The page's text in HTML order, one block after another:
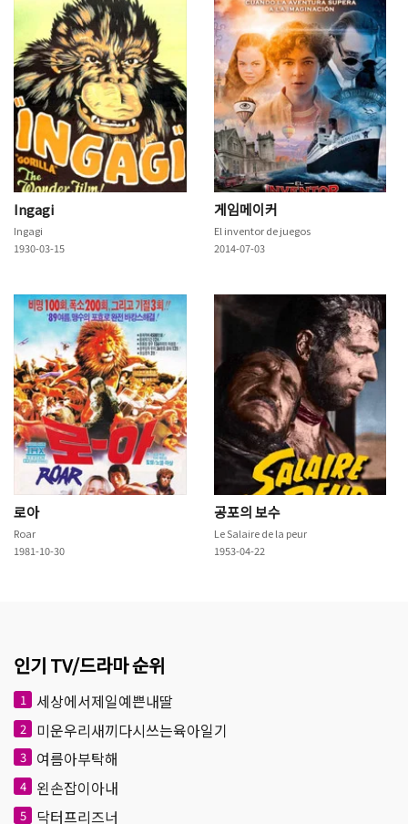
Ingagi
Ingagi
1930-03-15
게임메이커
El inventor de juegos
2014-07-03
로아
Roar
1981-10-30
공포의 보수
Le Salaire de la peur
1953-04-22
인기 TV/드라마 순위
1 세상에서제일예쁜내딸
2 미운우리새끼다시쓰는육아일기
3 여름아부탁해
4 왼손잡이아내
5 닥터프리즈너